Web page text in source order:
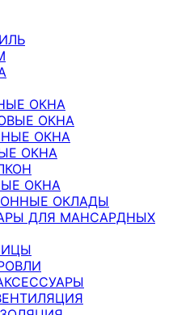
ОКНА
ОКНА
ОКНА
ОКНА
ОКНА
ОКЛАДЫ
ДЛЯ МАНСАРДНЫХ